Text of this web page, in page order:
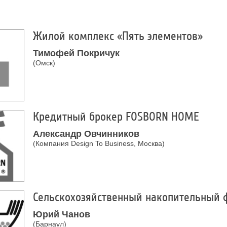
Жилой комплекс «Пять элементов»
Тимофей Покричук
(Омск)
Кредитный брокер FOSBORN HOME
Александр Овчинников
(Компания Design To Business, Москва)
Сельскохозяйственный накопительный
Юрий Чанов
(Барнаул)